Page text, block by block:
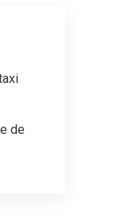
de